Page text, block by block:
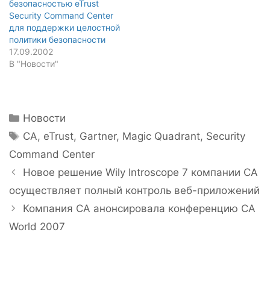
безопасностью eTrust
Security Command Center
для поддержки целостной
политики безопасности
17.09.2002
В "Новости"
Рубрики
Новости
Метки
CA, eTrust, Gartner, Magic Quadrant, Security
Command Center
Навигация
записи
Новое решение Wily Introscope 7 компании CA
осуществляет полный контроль веб-приложений
Компания CA анонсировала конференцию CA
World 2007